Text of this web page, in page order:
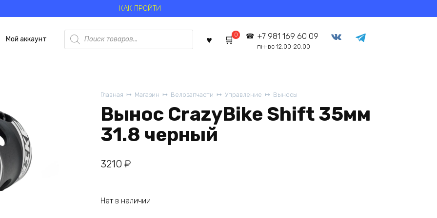
КАК ПРОЙТИ
Мой аккаунт
Поиск
товаров
0 +7 981 169 60 09
пн-вс 12.00-20.00
Главная
Магазин Велозапчасти Управление Выносы
Вынос CrazyBike Shift 35мм
31.8 черный
3210 ₽
Нет в наличии